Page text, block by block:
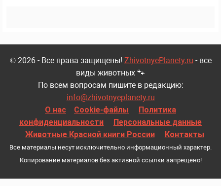
© 2026 - Все права защищены! ZhivotnyePlanety.ru - все
виды животных 🐾
По всем вопросам пишите в редакцию:
info@zhivotnyeplanety.ru
О нас
Cookie-файлы
Политика
конфиденциальности
Персональные данные
Животные Красной книги России
Контакты
Все материалы несут исключительно информационный характер.
Копирование материалов без активной ссылки запрещено!